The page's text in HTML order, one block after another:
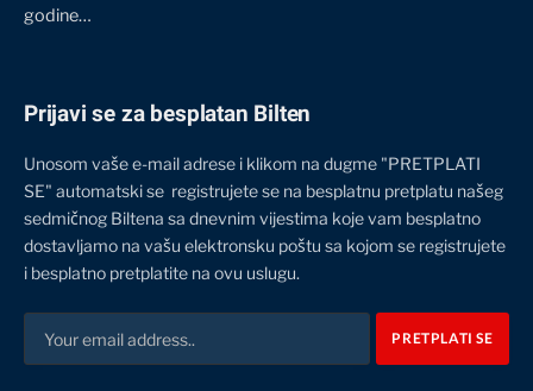
godine…
Prijavi se za besplatan Bilten
Unosom vaše e-mail adrese i klikom na dugme "PRETPLATI
SE" automatski se registrujete se na besplatnu pretplatu našeg
sedmičnog Biltena sa dnevnim vijestima koje vam besplatno
dostavljamo na vašu elektronsku poštu sa kojom se registrujete
i besplatno pretplatite na ovu uslugu.